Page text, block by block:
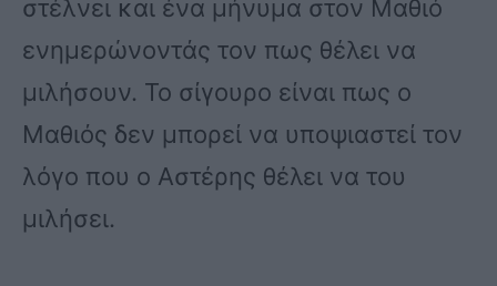
στέλνει και ένα μήνυμα στον Μαθιό
ενημερώνοντάς τον πως θέλει να
μιλήσουν. Το σίγουρο είναι πως ο
Μαθιός δεν μπορεί να υποψιαστεί τον
λόγο που ο Αστέρης θέλει να του
μιλήσει.